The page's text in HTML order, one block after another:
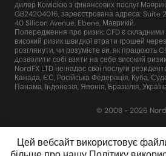
Цей вебсайт використовує
дилер Комісією з фінансових послуг
GB24204016, зареєстрована адреса: Suite
40 Silicon Avenue, Ebene, Маврикій.
Попередження про ризик: CFD є складними
високий ризик швидкої втрати грошей
розглянути, чи розумієте ви, як працюють
дозволити собі взяти на себе високий
NordFX LTD не надає свої послуги
Канада, ЄС, Російська Федерація, Куба,
Панама, Індонезія, Японія, Бразилія,
© 2008 - 2026